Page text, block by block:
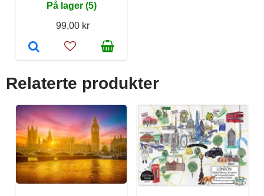
På lager (5)
99,00 kr
Relaterte produkter